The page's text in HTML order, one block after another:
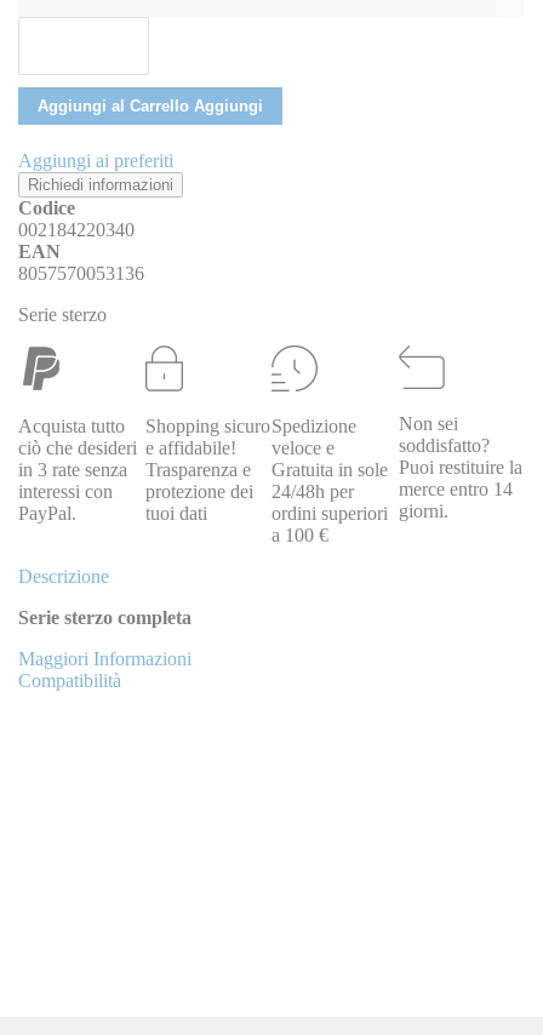
Aggiungi al Carrello Aggiungi
Aggiungi ai preferiti
Richiedi informazioni
Codice
002184220340
EAN
8057570053136
Serie sterzo
Acquista tutto
ciò che desideri
in 3 rate senza
interessi con
PayPal.
Shopping sicuro
e affidabile!
Trasparenza e
protezione dei
tuoi dati
Spedizione
veloce e
Gratuita in sole
24/48h per
ordini superiori
a 100 €
Non sei
soddisfatto?
Puoi restituire la
merce entro 14
giorni.
Descrizione
Serie sterzo completa
Maggiori Informazioni
Compatibilità